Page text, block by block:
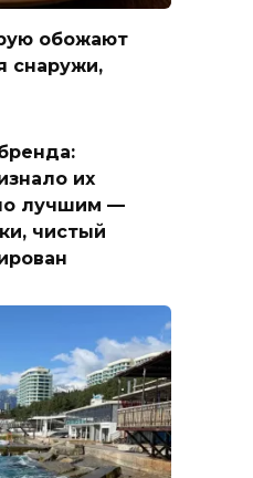
обожают
снаружи,
их
лучшим —
чистый